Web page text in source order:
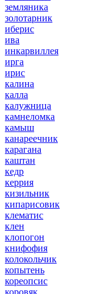
земляника
золотарник
иберис
ива
инкарвиллея
ирга
ирис
калина
калла
калужница
камнеломка
камыш
канареечник
карагана
каштан
кедр
керрия
кизильник
кипарисовик
клематис
клен
клопогон
книфофия
колокольчик
копытень
кореопсис
коровяк